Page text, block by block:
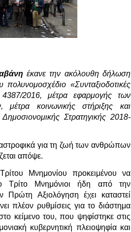
έκανε την ακόλουθη δήλωση
«Συνταξιοδοτικές
2016, μέτρα εφαρμογής των
μέτρα κοινωνικής στήριξης και
Στρατηγικής 2018-
για τη ζωή των ανθρώπων
απόψε.
Μνημονίου προκειμένου να
Τρίτο Μνημόνιοι ήδη από την
Πρώτη Αξιολόγηση έχει καταστεί
πλέον ρυθμίσεις για το διάστημα
κείμενο του, που ψηφίστηκε στις
κυβερνητική πλειοψηφία και